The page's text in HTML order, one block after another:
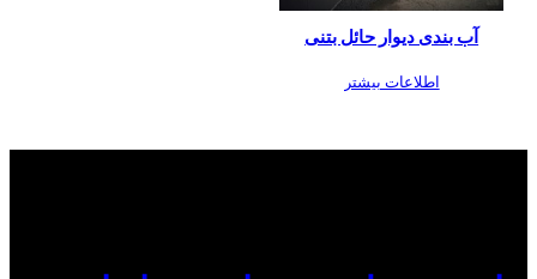
آب بندی دیوار حائل بتنی
اطلاعات بیشتر